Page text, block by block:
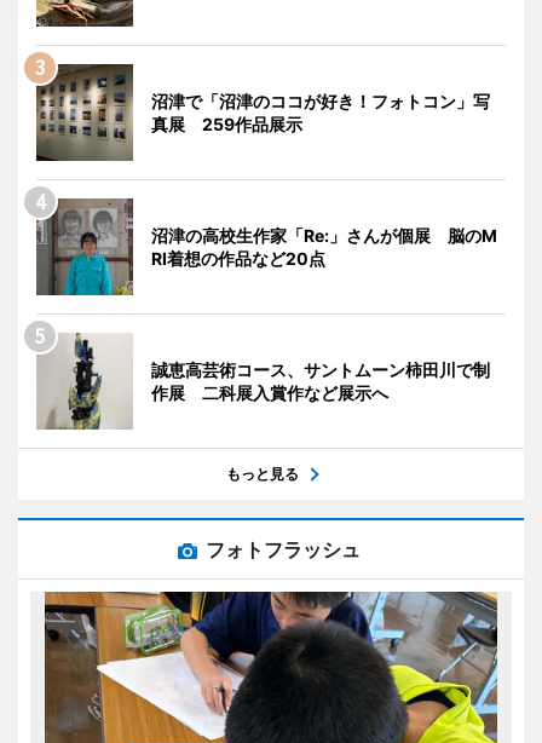
沼津で「沼津のココが好き！フォトコン」写
真展 259作品展示
沼津の高校生作家「Re:」さんが個展 脳のM
RI着想の作品など20点
誠恵高芸術コース、サントムーン柿田川で制
作展 二科展入賞作など展示へ
もっと見る
フォトフラッシュ